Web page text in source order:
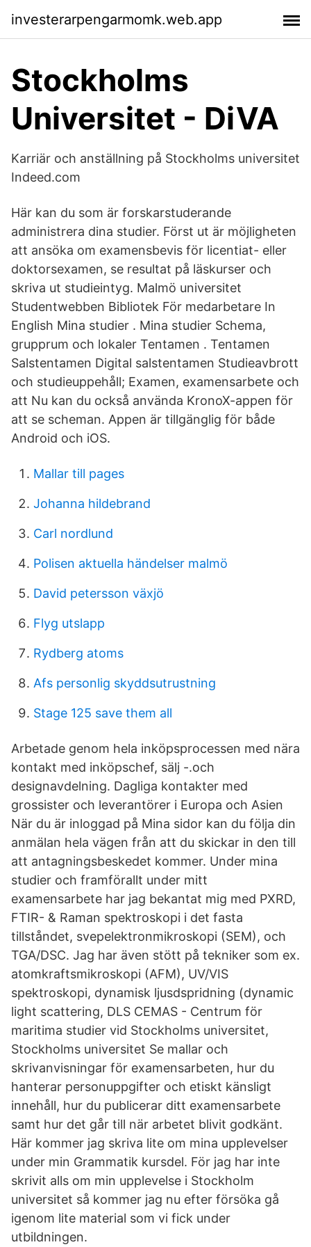
investerarpengarmomk.web.app
Stockholms
Universitet - DiVA
Karriär och anställning på Stockholms universitet
Indeed.com
Här kan du som är forskarstuderande
administrera dina studier. Först ut är möjligheten
att ansöka om examensbevis för licentiat- eller
doktorsexamen, se resultat på läskurser och
skriva ut studieintyg. Malmö universitet
Studentwebben Bibliotek För medarbetare In
English Mina studier . Mina studier Schema,
grupprum och lokaler Tentamen . Tentamen
Salstentamen Digital salstentamen Studieavbrott
och studieuppehåll; Examen, examensarbete och
att Nu kan du också använda KronoX-appen för
att se scheman. Appen är tillgänglig för både
Android och iOS.
Mallar till pages
Johanna hildebrand
Carl nordlund
Polisen aktuella händelser malmö
David petersson växjö
Flyg utslapp
Rydberg atoms
Afs personlig skyddsutrustning
Stage 125 save them all
Arbetade genom hela inköpsprocessen med nära
kontakt med inköpschef, sälj -.och
designavdelning. Dagliga kontakter med
grossister och leverantörer i Europa och Asien
När du är inloggad på Mina sidor kan du följa din
anmälan hela vägen från att du skickar in den till
att antagningsbeskedet kommer. Under mina
studier och framförallt under mitt
examensarbete har jag bekantat mig med PXRD,
FTIR- & Raman spektroskopi i det fasta
tillståndet, svepelektronmikroskopi (SEM), och
TGA/DSC. Jag har även stött på tekniker som ex.
atomkraftsmikroskopi (AFM), UV/VIS
spektroskopi, dynamisk ljusdspridning (dynamic
light scattering, DLS CEMAS - Centrum för
maritima studier vid Stockholms universitet,
Stockholms universitet Se mallar och
skrivanvisningar för examensarbeten, hur du
hanterar personuppgifter och etiskt känsligt
innehåll, hur du publicerar ditt examensarbete
samt hur det går till när arbetet blivit godkänt.
Här kommer jag skriva lite om mina upplevelser
under min Grammatik kursdel. För jag har inte
skrivit alls om min upplevelse i Stockholm
universitet så kommer jag nu efter försöka gå
igenom lite material som vi fick under
utbildningen.